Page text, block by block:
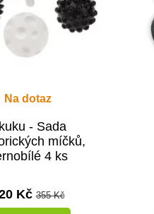
Na dotaz
- Sada
míčků,
4 ks
Kč355 Kč